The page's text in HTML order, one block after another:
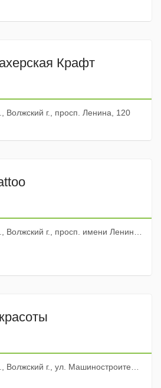
Крафт
Волжский г., просп. Ленина, 120
г., просп. имени Ленина, 203, эт. 3, оф. 3-3
г., ул. Машиностроителей, 14а